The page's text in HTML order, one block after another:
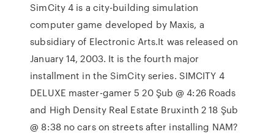
SimCity 4 is a city-building simulation
computer game developed by Maxis, a
subsidiary of Electronic Arts.It was released on
January 14, 2003. It is the fourth major
installment in the SimCity series. SIMCITY 4
DELUXE master-gamer 5 20 Şub @ 4:26 Roads
and High Density Real Estate Bruxinth 2 18 Şub
@ 8:38 no cars on streets after installing NAM?